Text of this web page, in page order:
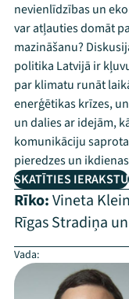
nevienlīdzības un
var atļauties domāt
mazināšanu?
politika Latvijā ir
par klimatu runāt
enerģētikas krīzes,
un dalies ar idejām,
komunikāciju
pieredzes un
SKATĪTIES IERAKSTU
Rīko:Vineta
Rīgas Stradiņa
Vada: